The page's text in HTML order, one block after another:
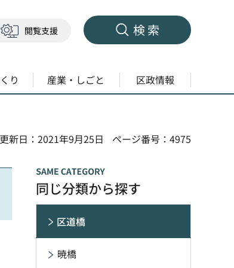
閲覧支援 検索
り 産業・しごと 区政情報
更新日：2021年9月25日
ページ番号：4975
同じ分類から探す
区道橋
暁橋